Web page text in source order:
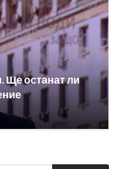
Ще останат ли